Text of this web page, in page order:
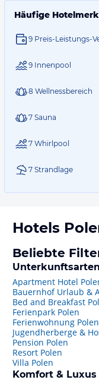
Häufige
9 Preis-Leistungs-
9 Innenpool
8 Wellnessbereich
7 Sauna
7 Whirlpool
7 Strandlage
Hotels
Beliebte
Unterkunftsarten
Apartment Hotel
Bauernhof Urlaub &
Bed and Breakfast
Ferienpark Polen
Ferienwohnung Polen
Jugendherberge &
Pension Polen
Resort Polen
Villa Polen
Komfort & Luxus